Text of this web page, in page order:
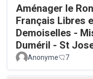
Aménager le
Français Libres
Demoiselles -
Duméril - St
Anonyme 7